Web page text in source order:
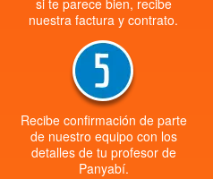
si te parece bien, recibe
nuestra factura y contrato.
Recibe confirmación de parte
de nuestro equipo con los
detalles de tu profesor de
Panyabí.